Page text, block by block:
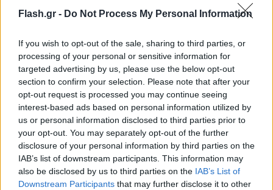
Flash.gr - Do Not Process My Personal Information
If you wish to opt-out of the sale, sharing to third parties, or
processing of your personal or sensitive information for
targeted advertising by us, please use the below opt-out
section to confirm your selection. Please note that after your
opt-out request is processed you may continue seeing
interest-based ads based on personal information utilized by
us or personal information disclosed to third parties prior to
your opt-out. You may separately opt-out of the further
disclosure of your personal information by third parties on the
IAB’s list of downstream participants. This information may
also be disclosed by us to third parties on the IAB’s List of
Downstream Participants that may further disclose it to other
επιστήμονες αποδίδουν αυτές τις αποκλίσεις στην
με τη μείωση των θαλάσσιων πάγων και της
χιονοκάλυψης. Η ευρύτερη εικόνα ενισχύει την
επιστημονική εκτίμηση ότι η Ευρώπη είναι σήμερα
η ταχύτερα θερμαινόμενη ήπειρος του πλανήτη,
όπως δείχνουν και τα στοιχεία του Copernicus